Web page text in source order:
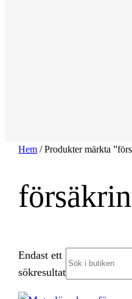
Hem / Produkter märkta
Endast ett
sökresultat